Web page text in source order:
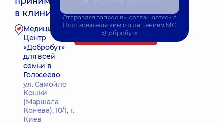
в клинике
Медицинский
Центр
«Добробут»
для всей
семьи в
Голосеево
ул. Самойло
Кошки
(Маршала
Конева), 10/1, г.
Киев
Запись к врачу
Отправляя запрос вы соглашаетесь с
Пользовательским соглашением МС
«Добробут»